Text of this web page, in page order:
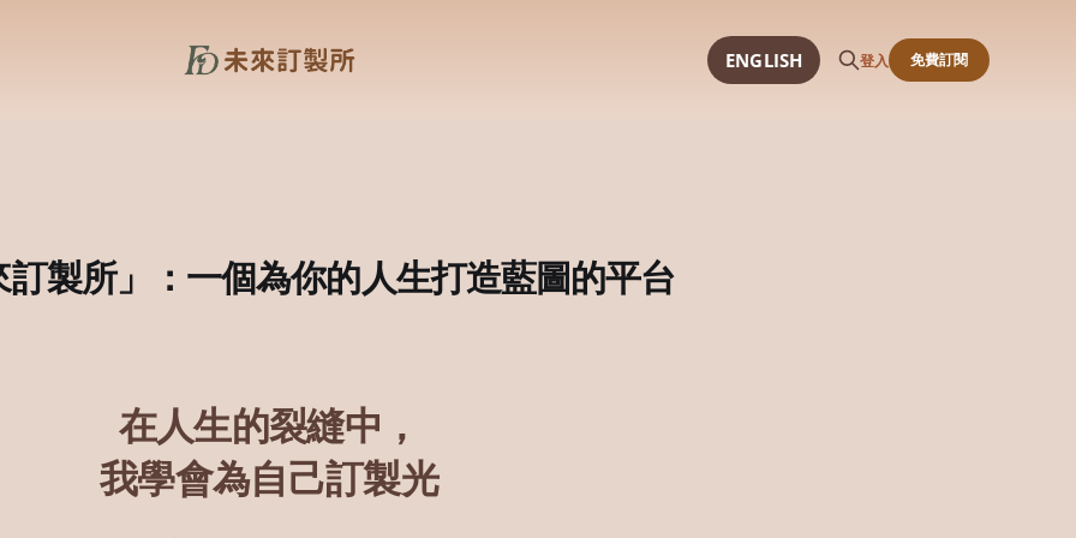
ENGLISH 登入 免費訂閱
製所」：一個為你的人生打造藍圖的平台
在人生的裂縫中，
我學會為自己訂製光